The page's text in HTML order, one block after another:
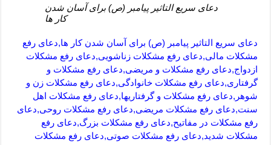
دعای سریع التاثیر پیامبر (ص) برای آسان شدن
کار ها
دعای سریع التاثیر پیامبر (ص) برای آسان شدن کار ها,دعای رفع
مشکلات مالی,دعای رفع مشکلات زناشویی,دعای رفع مشکلات
ازدواج,دعای رفع مشکلات و مریضی,دعای رفع مشکلات و
گرفتاری,دعای رفع مشکلات خانوادگی,دعای رفع مشکلات زن و
شوهر,دعای رفع مشکلات و گرفتاریها,دعای رفع مشکلات اهل
سنت,دعای رفع مشکلات مریضی,دعای رفع مشکلات روحی,دعای
رفع مشکلات در مفاتیح,دعای رفع مشکلات بزرگ,دعای رفع
مشکلات شدید,دعای رفع مشکلات صوتی,دعای رفع مشکلات